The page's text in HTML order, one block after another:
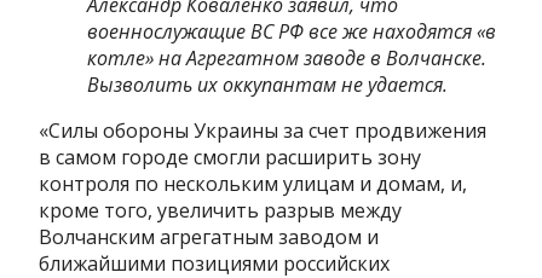
военнослужащие ВС РФ все же находятся «в
котле» на Агрегатном заводе в Волчанске.
Вызволить их оккупантам не удается.
«Силы обороны Украины за счет продвижения
в самом городе смогли расширить зону
контроля по нескольким улицам и домам, и,
кроме того, увеличить разрыв между
Волчанским агрегатным заводом и
ближайшими позициями российских